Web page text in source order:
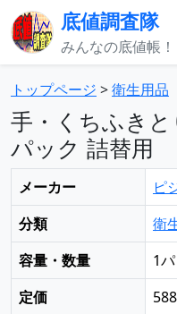
底値調査隊
みんなの底値帳！
トップページ >衛生用品
手・くちふき
パック 詰替用
メーカー
ピ
分類
衛
容量・数量
1
定価